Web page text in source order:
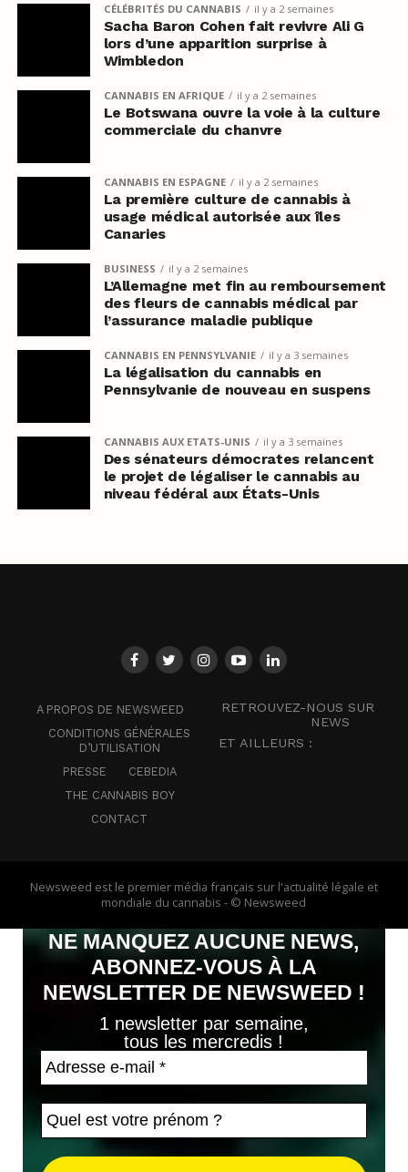
CÉLÉBRITÉS DU CANNABIS il y a 2 semaines
Sacha Baron Cohen fait revivre Ali G
lors d’une apparition surprise à
Wimbledon
CANNABIS EN AFRIQUE il y a 2 semaines
Le Botswana ouvre la voie à la culture
commerciale du chanvre
CANNABIS EN ESPAGNE il y a 2 semaines
La première culture de cannabis à
usage médical autorisée aux îles
Canaries
BUSINESS il y a 2 semaines
L’Allemagne met fin au remboursement
des fleurs de cannabis médical par
l’assurance maladie publique
CANNABIS EN PENNSYLVANIE il y a 3 semaines
La légalisation du cannabis en
Pennsylvanie de nouveau en suspens
CANNABIS AUX ETATS-UNIS il y a 3 semaines
Des sénateurs démocrates relancent
le projet de légaliser le cannabis au
niveau fédéral aux États-Unis
A PROPOS DE NEWSWEED
CONDITIONS GÉNÉRALES
D’UTILISATION
PRESSE
CEBEDIA
THE CANNABIS BOY
CONTACT
RETROUVEZ-NOUS SUR
NEWS
ET AILLEURS :
Newsweed est le premier média français sur l'actualité légale et
mondiale du cannabis - © Newsweed
NE MANQUEZ AUCUNE NEWS,
ABONNEZ-VOUS À LA
NEWSLETTER DE NEWSWEED !
1 newsletter par semaine,
tous les mercredis !